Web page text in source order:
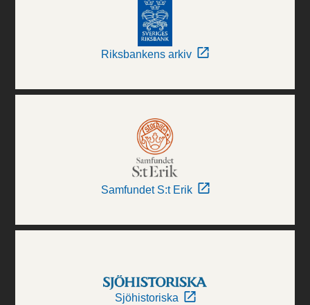
Riksbankens arkiv
Samfundet S:t Erik
Sjöhistoriska